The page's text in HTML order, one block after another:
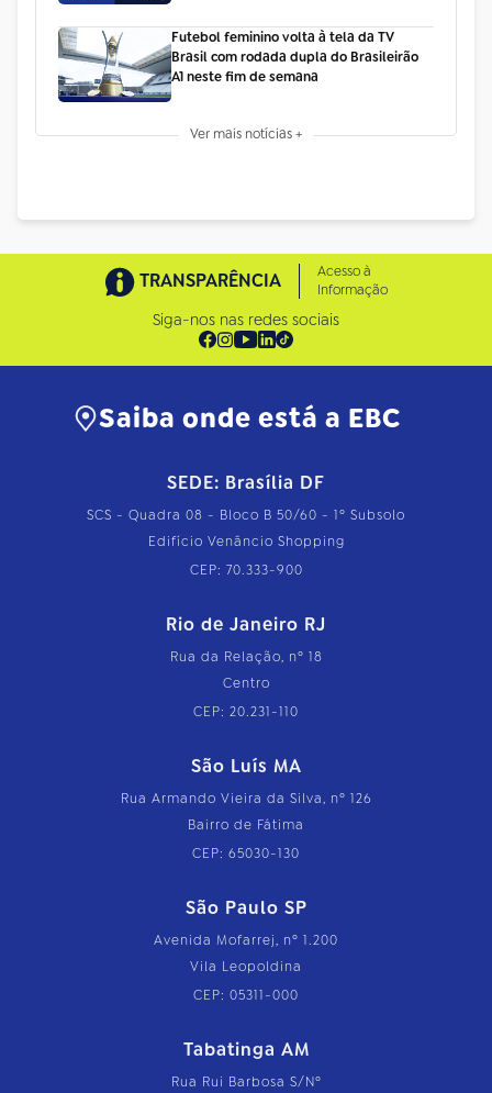
Futebol feminino volta à tela da TV
Brasil com rodada dupla do Brasileirão
A1 neste fim de semana
Ver mais notícias +
TRANSPARÊNCIA
Acesso à
Informação
Siga-nos nas redes sociais
Saiba onde está a EBC
SEDE: Brasília DF
SCS - Quadra 08 - Bloco B 50/60 - 1º Subsolo
Edifício Venâncio Shopping
CEP: 70.333-900
Rio de Janeiro RJ
Rua da Relação, nº 18
Centro
CEP: 20.231-110
São Luís MA
Rua Armando Vieira da Silva, nº 126
Bairro de Fátima
CEP: 65030-130
São Paulo SP
Avenida Mofarrej, nº 1.200
Vila Leopoldina
CEP: 05311-000
Tabatinga AM
Rua Rui Barbosa S/Nº